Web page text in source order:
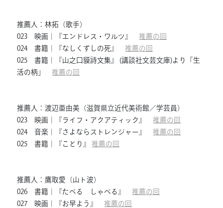
推薦人：林拓（歌手）
023 映画｜『エンドレス・ワルツ』推薦の回
024 書籍｜『なしくずしの死』推薦の回
025 書籍｜『山之口貘詩文集』 (講談社文芸文庫)より「生
活の柄」推薦の回
推薦人：渡辺亜由美（滋賀県立近代美術館／学芸員）
023 映画｜『ライフ・アクアティック』推薦の回
024 音楽｜『さよならストレンジャー』推薦の回
025 書籍｜『ことり』推薦の回
推薦人：鷹取愛（山ト波）
026 書籍｜『たべる しゃべる』推薦の回
027 映画｜『お早よう』推薦の回